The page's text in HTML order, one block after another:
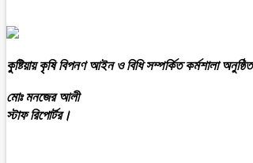
কুষ্টিয়ায় কৃষি বিপনণ আইন ও বিধি সম্পর্কিত কর্মশালা অনুষ্ঠিত
মোঃ মনজের আলী
স্টাফ রিপোর্টর।